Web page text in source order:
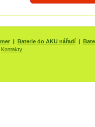
| Baterie do AKU nářadí|
Kontakty